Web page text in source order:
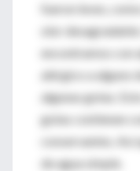
fueron leves,
olor
encontramos con
alérgico a alguno
algunas gotas.
gotas contienen
conservantes.
de agua simple.